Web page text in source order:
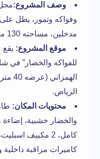
وصف المشروع:
وفواكه وتمور، يطل
مدخلين، مساحته 130 متر مربع.
موقع المشروع:
للفواكه والخضار” في
الرياض.
محتويات المكان:
والخضار خشبية،
كامل، 2 مكييف
كاميرات مراقبة